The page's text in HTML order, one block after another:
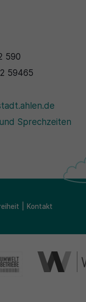
590
59465
Sprechzeiten
Kontakt